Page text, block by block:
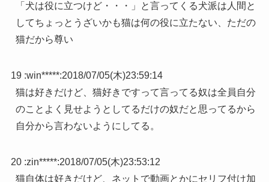
「犬は役に立つけど・・・」と言ってくる犬派は人間と
してちょっとうざいかも猫は何の役に立たない、ただの
猫だから尊い
19 :win*****:2018/07/05(木)23:59:14
猫は好きだけど、猫好きですって言ってる奴は全員自分
のことよく見せようとしてるだけの奴だと思ってるから
自分から言わないようにしてる。
20 :zin*****:2018/07/05(木)23:53:12
猫自体は好きだけど、ネットで動画とかにセリフ付け加